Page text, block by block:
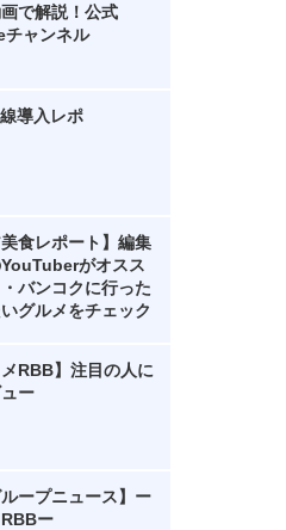
で解説！公式
ャンネル
導入レポ
美食レポート】編集
がオスス
バンコクに行った
グルメをチェック
メRBB】注目の人に
ー
ループニュース】ー
ー